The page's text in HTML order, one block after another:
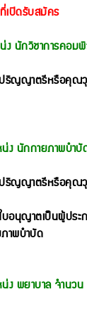
เปิดรับสมัคร
ง นักวิชาการคอม
ญญาตรีหรือคุณวุฒิ
ง นักกายภาพบำบั
ญญาตรีหรือคุณวุฒิ
อนุญาตเป็นผู้ประ
าพบำบัด
ง พยาบาล จำนว